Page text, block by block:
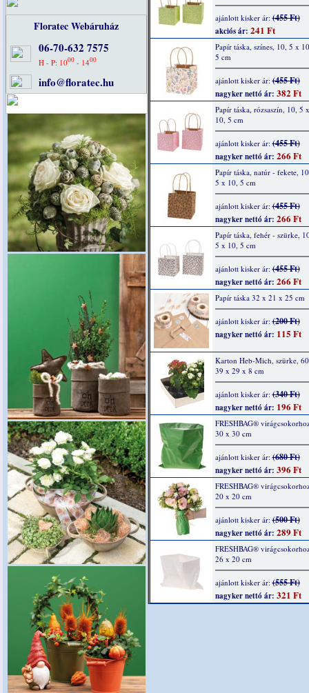
Floratec Webáruház
06-70-632 7575
H - P: 1000 - 1400
info@floratec.hu
ajánlott kisker ár:(455 Ft)
akciós ár: 241 Ft
Papír táska, színes, 10, 5 x
5 cm
ajánlott kisker ár:(455 Ft)
nagyker nettó ár: 382 Ft
Papír táska, rózsaszín, 10, 5
10, 5 cm
ajánlott kisker ár:(455 Ft)
nagyker nettó ár: 266 Ft
Papír táska, natúr - fekete,
5 x 10, 5 cm
ajánlott kisker ár:(455 Ft)
nagyker nettó ár: 266 Ft
Papír táska, fehér - szürke,
5 x 10, 5 cm
ajánlott kisker ár:(455 Ft)
nagyker nettó ár: 266 Ft
Papír táska 32 x 21 x 25 cm
ajánlott kisker ár:(200 Ft)
nagyker nettó ár: 115 Ft
Karton Heb-Mich, szürke,
39 x 29 x 8 cm
ajánlott kisker ár:(340 Ft)
nagyker nettó ár: 196 Ft
FRESHBAG®
30 x 30 cm
ajánlott kisker ár:(680 Ft)
nagyker nettó ár: 396 Ft
FRESHBAG®
20 x 20 cm
ajánlott kisker ár:(500 Ft)
nagyker nettó ár: 289 Ft
FRESHBAG®
26 x 20 cm
ajánlott kisker ár:(555 Ft)
nagyker nettó ár: 321 Ft